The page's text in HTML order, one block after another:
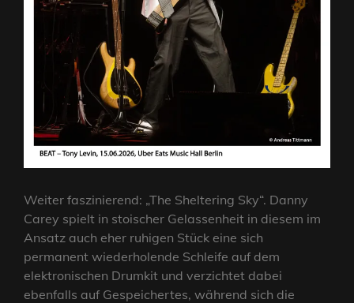
Weiter faszinierend: „The Sheltering Sky“. Danny
Carey spielt in stoischer Gelassenheit in diesem im
Ansatz auch eher ruhigen Stück eine sich
permanent wiederholende Schleife auf dem
elektronischen Drumkit und verzichtet dabei
ebenfalls auf Gespeichertes, während sich die